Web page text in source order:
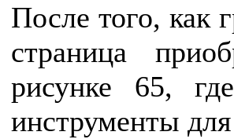
После того, как
страница
рисунке 65,
инструменты